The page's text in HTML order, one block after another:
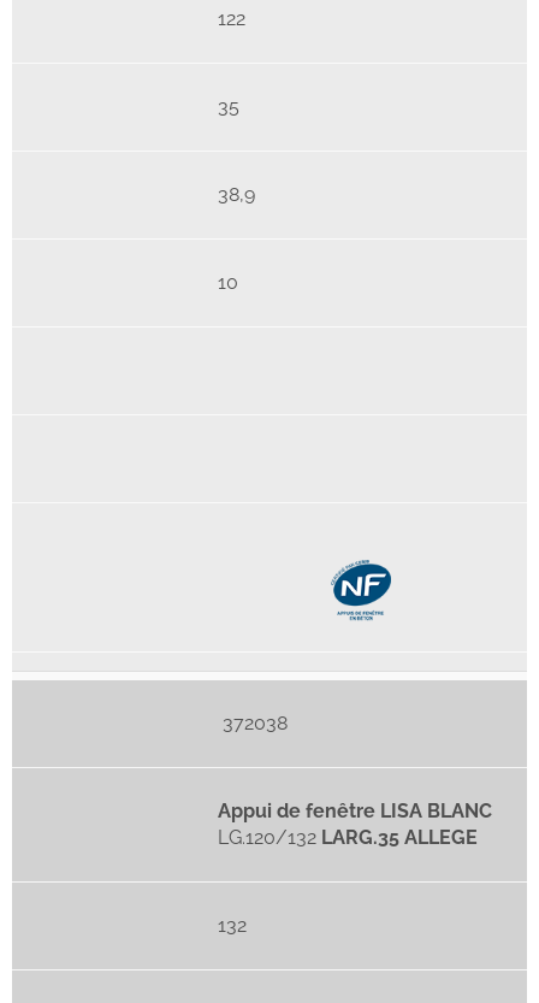
122
35
38,9
10
372038
Appui de fenêtre LISA BLANC
LG.120/132 LARG.35 ALLEGE
132